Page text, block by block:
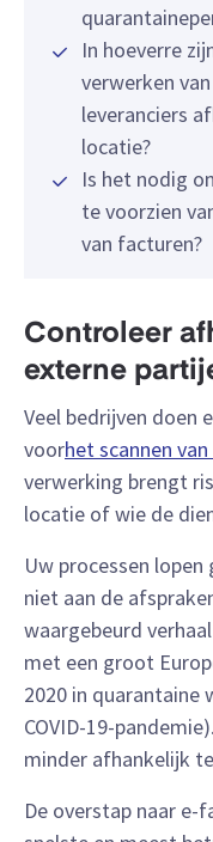
In hoeverre
verwerken
leveranciers
locatie?
Is het nodig
te voorzien
van facturen?
Controleer
externe
Veel bedrijven doen
voorhet scannen
verwerking brengt
locatie of wie de
Uw processen
niet aan de
waargebeurd
met een groot
2020 in quarantaine
COVID-19-
minder afhankelijk
De overstap naar